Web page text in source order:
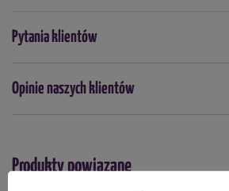
Symbol
5903104906757
Podmiot odpowiedzialny za ten produkt na terenie UE
Pytania klientów
Opinie naszych klientów
Produkty powiązane